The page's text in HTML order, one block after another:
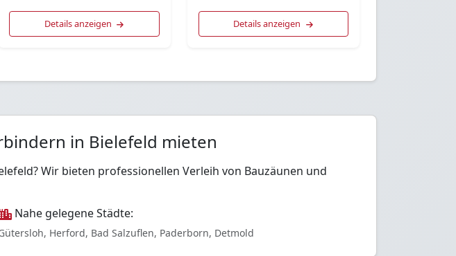
Details anzeigen Details anzeigen
in Bielefeld mieten
Wir bieten professionellen Verleih von Bauzäunen und
Nahe gelegene Städte:
Herford, Bad Salzuflen, Paderborn, Detmold